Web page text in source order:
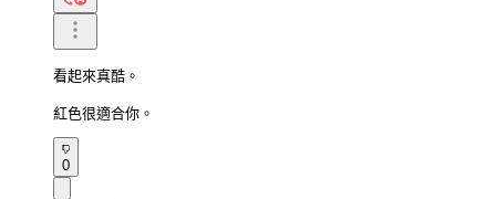
看起來真酷。
紅色很適合你。
0